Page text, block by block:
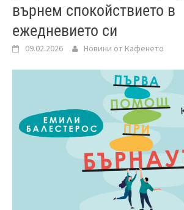
върнем спокойствието в
ежедневието си
09.02.2026 Новини от Кафенето